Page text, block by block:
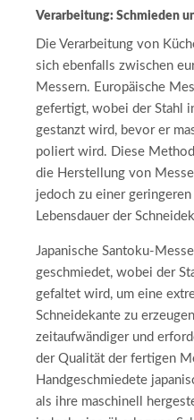
Verarbeitung: Schmieden
Die Verarbeitung von
sich ebenfalls zwischen
Messern. Europäische
gefertigt, wobei der Stahl
gestanzt wird, bevor er
poliert wird. Diese
die Herstellung von
jedoch zu einer
Lebensdauer der
Japanische Santoku-
geschmiedet, wobei der
gefaltet wird, um eine
Schneidekante zu
zeitaufwändiger und
der Qualität der fertigen
Handgeschmiedete
als ihre maschinell